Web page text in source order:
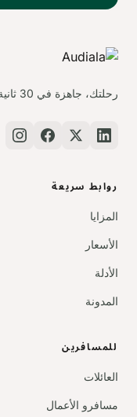
رحلتك، جاهزة في 30 ثانية
روابط سريعة
المزايا
الأسعار
الأدلة
المدونة
للمسافرين
العائلات
مسافرو الأعمال